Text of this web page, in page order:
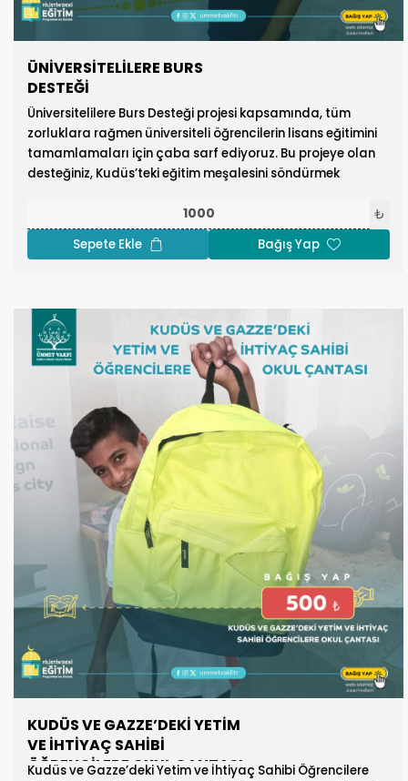
ÜNİVERSİTELİLERE BURS
DESTEĞİ
Üniversitelilere Burs Desteği projesi kapsamında, tüm
zorluklara rağmen üniversiteli öğrencilerin lisans eğitimini
tamamlamaları için çaba sarf ediyoruz. Bu projeye olan
desteğiniz, Kudüs’teki eğitim meşalesini söndürmek
₺
Sepete Ekle Bağış Yap
KUDÜS VE GAZZE’DEKİ YETİM
VE İHTİYAÇ SAHİBİ
ÖĞRENCİLERE OKUL ÇANTASI
Kudüs ve Gazze’deki Yetim ve İhtiyaç Sahibi Öğrencilere